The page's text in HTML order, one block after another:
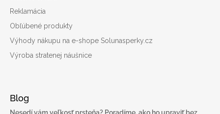
Reklamácia
Obľúbené produkty
Výhody nákupu na e-shope Solunasperky.cz
Výroba stratenej náušnice
Blog